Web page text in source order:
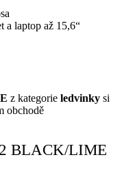
a laptop až 15,6“
z kategorie ledvinky si
obchodě
BLACK/LIME